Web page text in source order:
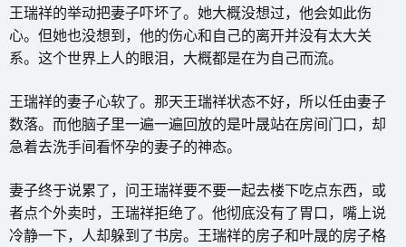
王瑞祥的举动把妻子吓坏了。她大概没想过，他会如此伤
心。但她也没想到，他的伤心和自己的离开并没有太大关
系。这个世界上人的眼泪，大概都是在为自己而流。
王瑞祥的妻子心软了。那天王瑞祥状态不好，所以任由妻子
数落。而他脑子里一遍一遍回放的是叶晟站在房间门口，却
急着去洗手间看怀孕的妻子的神态。
妻子终于说累了，问王瑞祥要不要一起去楼下吃点东西，或
者点个外卖时，王瑞祥拒绝了。他彻底没有了胃口，嘴上说
冷静一下，人却躲到了书房。王瑞祥的房子和叶晟的房子格